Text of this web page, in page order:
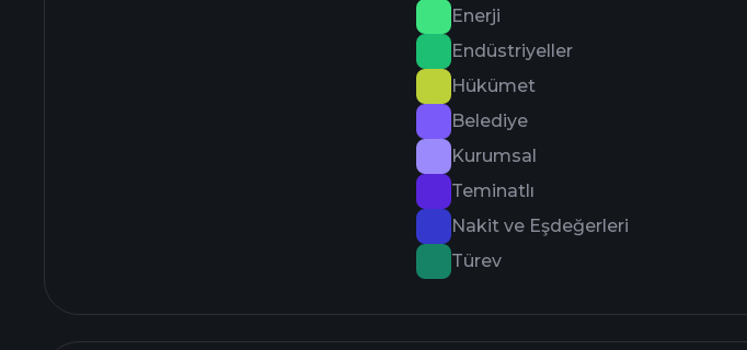
Enerji
Endüstriyeller
Hükümet
Belediye
Kurumsal
Teminatlı
Nakit ve Eşdeğerleri
Türev